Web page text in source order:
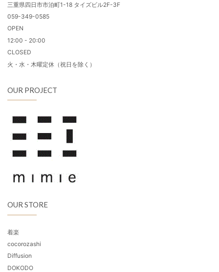
三重県四日市市泊町1-18 タイズビル2F-3F
059-349-0585
OPEN
12:00 - 20:00
CLOSED
火・水・木曜定休（祝日を除く）
OUR PROJECT
OUR STORE
着楽
cocorozashi
Diffusion
DOKODO